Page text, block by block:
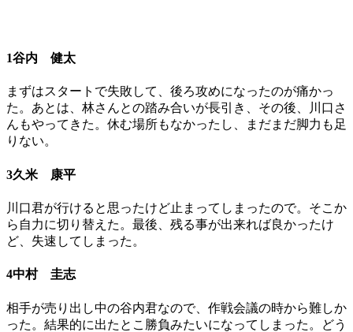
1谷内 健太
まずはスタートで失敗して、後ろ攻めになったのが痛かっ
た。あとは、林さんとの踏み合いが長引き、その後、川口さ
んもやってきた。休む場所もなかったし、まだまだ脚力も足
りない。
3久米 康平
川口君が行けると思ったけど止まってしまったので。そこか
ら自力に切り替えた。最後、残る事が出来れば良かったけ
ど、失速してしまった。
4中村 圭志
相手が売り出し中の谷内君なので、作戦会議の時から難しか
った。結果的に出たとこ勝負みたいになってしまった。どう